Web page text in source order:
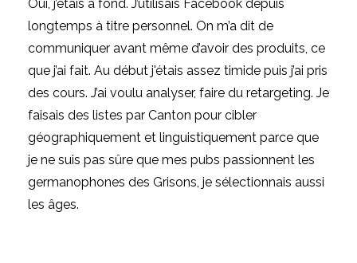
Oui, j’étais à fond. J’utilisais Facebook depuis
longtemps à titre personnel. On m’a dit de
communiquer avant même d’avoir des produits, ce
que j’ai fait. Au début j'étais assez timide puis j’ai pris
des cours. J’ai voulu analyser, faire du retargeting. Je
faisais des listes par Canton pour cibler
géographiquement et linguistiquement parce que
je ne suis pas sûre que mes pubs passionnent les
germanophones des Grisons, je sélectionnais aussi
les âges.